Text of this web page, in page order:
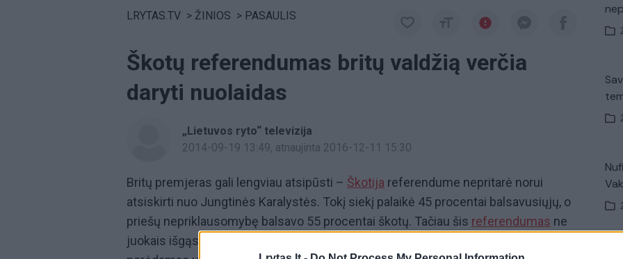
LRYTAS.TV > ŽINIOS > PASAULIS
Škotų referendumas britų valdžią verčia
daryti nuolaidas
„Lietuvos ryto“ televizija
2014-09-19 13:49, atnaujinta 2016-12-11 15:30
Britų premjeras gali lengviau atsipūsti – Škotija referendume nepritarė norui
atsiskirti nuo Jungtinės Karalystės. Tokį siekį palaikė 45 procentai balsavusiųjų, o
priešų nepriklausomybę balsavo 55 procentai škotų. Tačiau šis referendumas ne
juokais išgąsdino Londoną. Premjeras D. Cameronas nors ir džiaugiasi rezultatais,